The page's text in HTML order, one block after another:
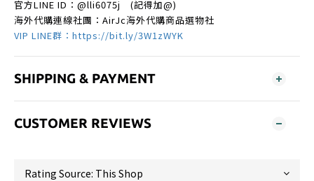
官方LINE ID： @lli6075j (記得加@)
海外代購連線社團：AirJc海外代購商品選物社
VIP LINE群：https://bit.ly/3W1zWYK
SHIPPING & PAYMENT
CUSTOMER REVIEWS